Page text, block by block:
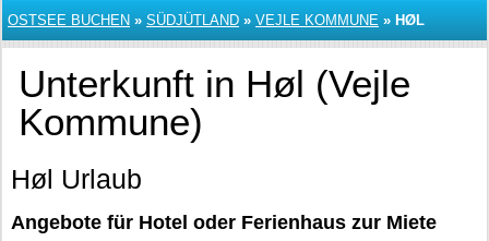
OSTSEE BUCHEN » SÜDJÜTLAND » VEJLE KOMMUNE » HØL
Unterkunft in Høl (Vejle
Kommune)
Høl Urlaub
Angebote für Hotel oder Ferienhaus zur Miete